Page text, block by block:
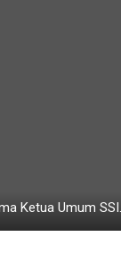
Ketua Umum